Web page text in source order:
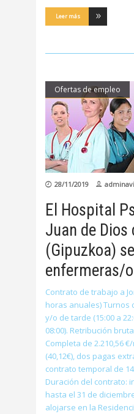
Leer más
Ofertas de empleo
28/11/2019
El Hospital
Juan de Dios
(Gipuzkoa)
enfermeras/
Contrato de trabajo a
horas anuales) Turnos
y/o de tarde (15:00 a
08:00). Retribución
Completa de 2.210,56
(40,12€), dos pagas
contrato temporal de
Duración del contrato:
hasta el 31 de
alojarse en la